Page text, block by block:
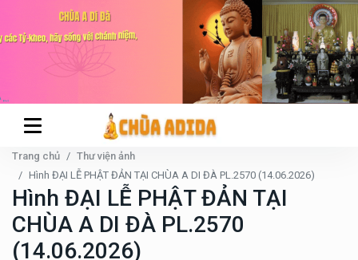
Trang chủ
Thư viện ảnh
Hình ĐẠI LỄ PHẬT ĐẢN TẠI CHÙA A DI ĐÀ PL.2570 (14.06.2026)
Hình ĐẠI LỄ PHẬT ĐẢN TẠI
CHÙA A DI ĐÀ PL.2570
(14.06.2026)